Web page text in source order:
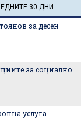
30 ДНИ
за десен
за социално
услуга